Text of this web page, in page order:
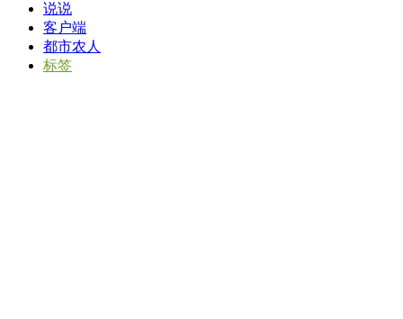
说说
客户端
都市农人
标签